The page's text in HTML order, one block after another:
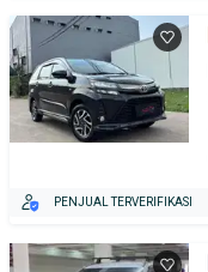
PENJUAL TERVERIFIKASI